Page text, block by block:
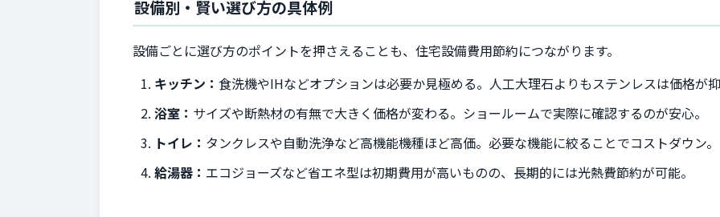
設備別・賢い選び方の具体例
設備ごとに選び方のポイントを押さえることも、住宅設備費用節約につながります。
キッチン：食洗機やIHなどオプションは必要か見極める。人工大理石よりもステンレスは価格が抑
浴室： サイズや断熱材の有無で大きく価格が変わる。ショールームで実際に確認するのが安心。
トイレ： タンクレスや自動洗浄など高機能機種ほど高価。必要な機能に絞ることでコストダウン。
給湯器： エコジョーズなど省エネ型は初期費用が高いものの、長期的には光熱費節約が可能。